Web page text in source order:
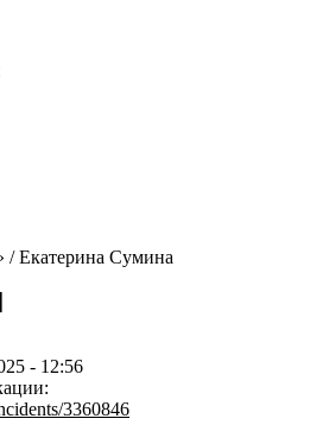
/Екатерина Сумина
- 12:56
3360846